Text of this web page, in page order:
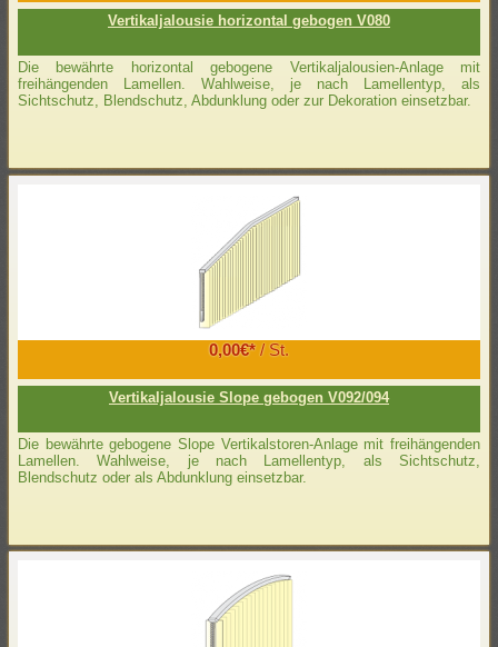
Vertikaljalousie horizontal gebogen V080
Die bewährte horizontal gebogene Vertikaljalousien-Anlage mit
freihängenden Lamellen. Wahlweise, je nach Lamellentyp, als
Sichtschutz, Blendschutz, Abdunklung oder zur Dekoration einsetzbar.
0,00€*/ St.
Vertikaljalousie Slope gebogen V092/094
Die bewährte gebogene Slope Vertikalstoren-Anlage mit freihängenden
Lamellen. Wahlweise, je nach Lamellentyp, als Sichtschutz,
Blendschutz oder als Abdunklung einsetzbar.